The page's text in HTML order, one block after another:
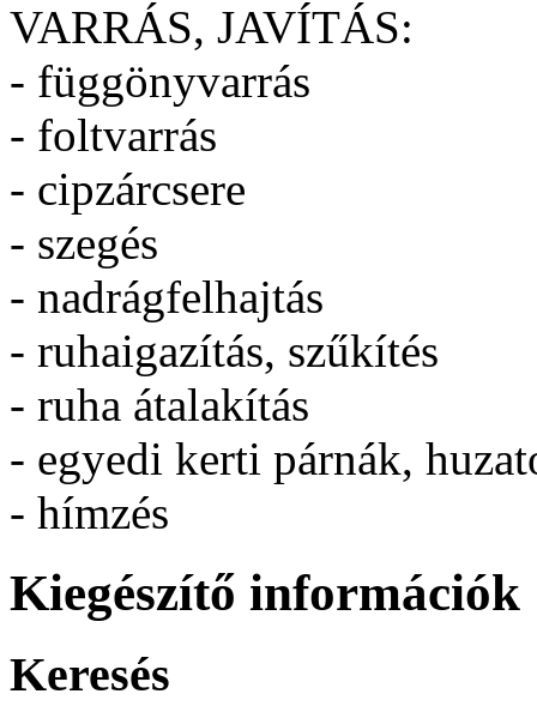
VARRÁS, JAVÍTÁS:
- függönyvarrás
- foltvarrás
- cipzárcsere
- szegés
- nadrágfelhajtás
- ruhaigazítás, szűkítés
- ruha átalakítás
- egyedi kerti párnák,
- hímzés
Kiegészítő információk
Keresés